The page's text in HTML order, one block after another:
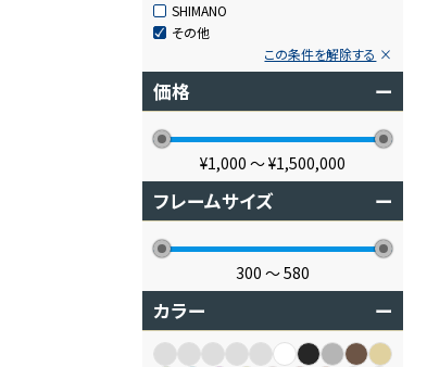
SHIMANO
その他
この条件を解除する
価格 ー
¥1,000 〜¥1,500,000
フレームサイズ ー
300 〜580
カラー ー